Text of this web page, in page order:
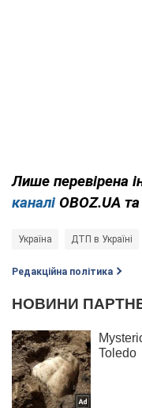
Лише перевірена
каналі OBOZ.UA та
Україна ДТП в Україні
Редакційна політика